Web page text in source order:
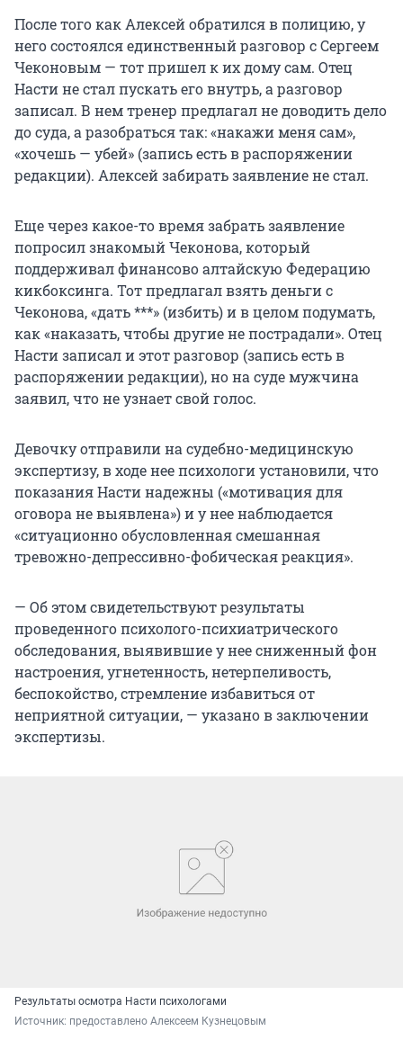
После того как Алексей обратился в полицию, у
него состоялся единственный разговор с Сергеем
Чеконовым — тот пришел к их дому сам. Отец
Насти не стал пускать его внутрь, а разговор
записал. В нем тренер предлагал не доводить дело
до суда, а разобраться так: «накажи меня сам»,
«хочешь — убей» (запись есть в распоряжении
редакции). Алексей забирать заявление не стал.
Еще через какое-то время забрать заявление
попросил знакомый Чеконова, который
поддерживал финансово алтайскую Федерацию
кикбоксинга. Тот предлагал взять деньги с
Чеконова, «дать ***» (избить) и в целом подумать,
как «наказать, чтобы другие не пострадали». Отец
Насти записал и этот разговор (запись есть в
распоряжении редакции), но на суде мужчина
заявил, что не узнает свой голос.
Девочку отправили на судебно-медицинскую
экспертизу, в ходе нее психологи установили, что
показания Насти надежны («мотивация для
оговора не выявлена») и у нее наблюдается
«ситуационно обусловленная смешанная
тревожно-депрессивно-фобическая реакция».
— Об этом свидетельствуют результаты
проведенного психолого-психиатрического
обследования, выявившие у нее сниженный фон
настроения, угнетенность, нетерпеливость,
беспокойство, стремление избавиться от
неприятной ситуации, — указано в заключении
экспертизы.
Результаты осмотра Насти психологами
Источник: предоставлено Алексеем Кузнецовым